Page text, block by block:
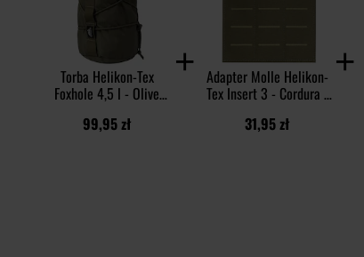
Torba Helikon-Tex
Foxhole 4,5 l - Olive
99,95 zł
Adapter Molle Helikon-
Tex Insert 3 - Cordura -
31,95 zł